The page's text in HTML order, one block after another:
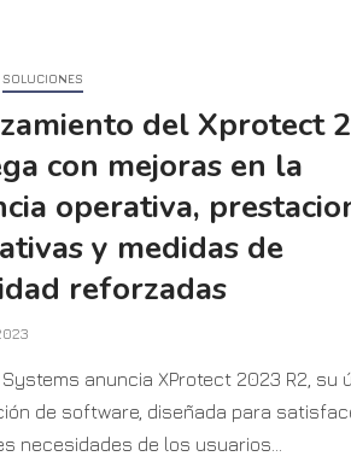
SOLUCIONES
del Xprotect
con mejoras en la
operativa,
y medidas de
reforzadas
anuncia XProtect 2023 R2, su
de software, diseñada para
necesidades de los usuarios...